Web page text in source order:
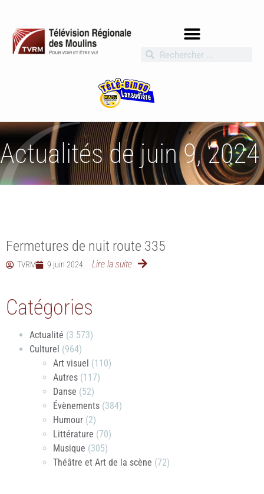
Actualités de juin 9, 2024
Fermetures de nuit route 335
TVRM 9 juin 2024 Lire la suite
Catégories
Actualité (3 573)
Culturel (964)
Art visuel (110)
Autres (117)
Danse (52)
Évènements (384)
Humour (2)
Littérature (70)
Musique (305)
Théâtre et Art de la scène (72)